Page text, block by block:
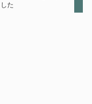
た